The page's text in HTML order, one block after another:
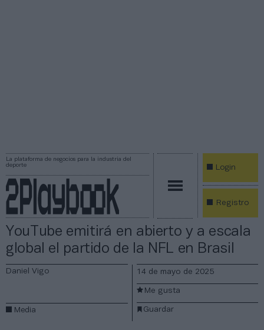
La plataforma de negocios para la industria del
deporte
Login
Registro
YouTube emitirá en abierto y a escala
global el partido de la NFL en Brasil
Daniel Vigo
Media
14 de mayo de 2025
Guardar
Me gusta